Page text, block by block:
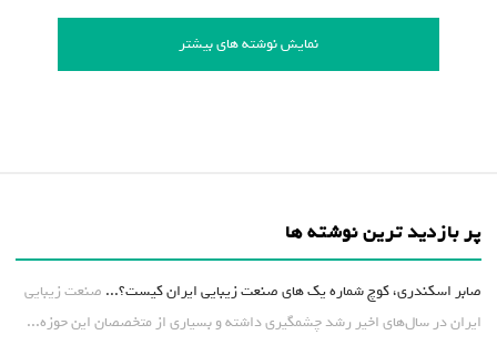
نمایش نوشته های بیشتر
پر بازدید ترین نوشته ها
صابر اسکندری، کوچ شماره یک های صنعت زیبایی ایران کیست؟... صنعت زیبایی
ایران در سال‌های اخیر رشد چشمگیری داشته و بسیاری از متخصصان این حوزه...